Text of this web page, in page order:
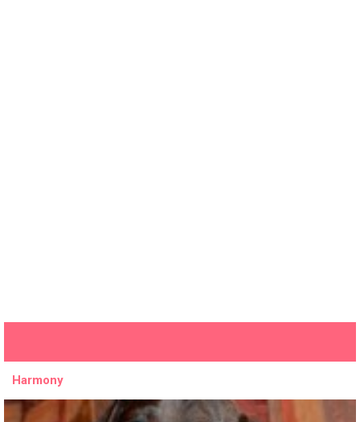
Harmony